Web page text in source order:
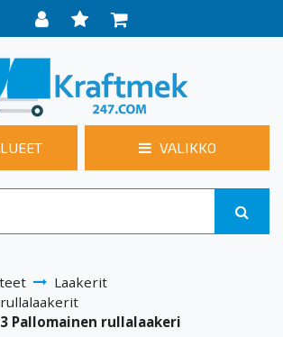
VALIKKO
Laakerit
Pallomainen rullalaakeri